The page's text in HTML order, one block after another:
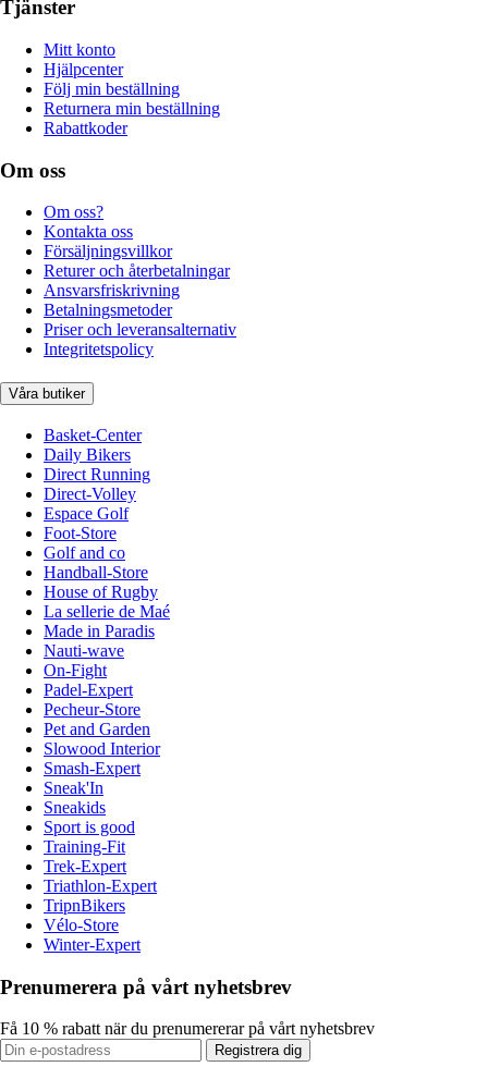
Tjänster
Mitt konto
Hjälpcenter
Följ min beställning
Returnera min beställning
Rabattkoder
Om oss
Om oss?
Kontakta oss
Försäljningsvillkor
Returer och återbetalningar
Ansvarsfriskrivning
Betalningsmetoder
Priser och leveransalternativ
Integritetspolicy
Våra butiker
Basket-Center
Daily Bikers
Direct Running
Direct-Volley
Espace Golf
Foot-Store
Golf and co
Handball-Store
House of Rugby
La sellerie de Maé
Made in Paradis
Nauti-wave
On-Fight
Padel-Expert
Pecheur-Store
Pet and Garden
Slowood Interior
Smash-Expert
Sneak'In
Sneakids
Sport is good
Training-Fit
Trek-Expert
Triathlon-Expert
TripnBikers
Vélo-Store
Winter-Expert
Prenumerera på vårt nyhetsbrev
Få 10 % rabatt när du prenumererar på vårt nyhetsbrev
Registrera dig